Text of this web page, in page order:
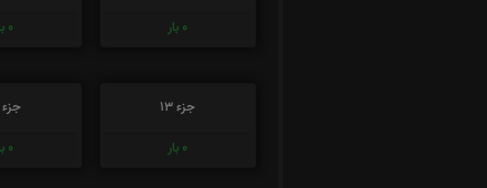
0 بار
0
جزء 13
0 بار
جزء
0